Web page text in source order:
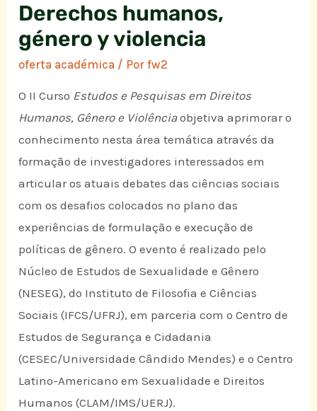
Derechos humanos,
género y violencia
oferta académica / Porfw2
O II Curso Estudos e Pesquisas em Direitos
Humanos, Gênero e Violênciaobjetiva aprimorar o
conhecimento nesta área temática através da
formação de investigadores interessados em
articular os atuais debates das ciências sociais
com os desafios colocados no plano das
experiências de formulação e execução de
políticas de gênero. O evento é realizado pelo
Núcleo de Estudos de Sexualidade e Gênero
(NESEG), do Instituto de Filosofia e Ciências
Sociais (IFCS/UFRJ), em parceria com o Centro de
Estudos de Segurança e Cidadania
(CESEC/Universidade Cândido Mendes) e o Centro
Latino-Americano em Sexualidade e Direitos
Humanos (CLAM/IMS/UERJ).